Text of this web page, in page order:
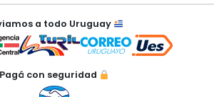
a todo Uruguay
Pagá con seguridad